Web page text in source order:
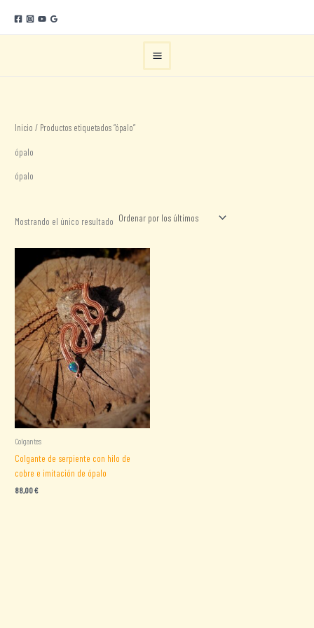
contenido
Inicio / Productos etiquetados “ópalo”
ópalo
ópalo
Mostrando el único resultado
Colgantes
Colgante de serpiente con hilo de
cobre e imitación de ópalo
88,00€